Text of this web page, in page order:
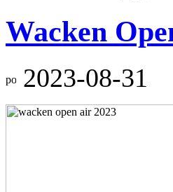
Wacken
2023-08-31